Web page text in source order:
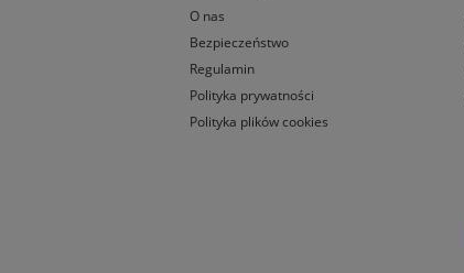
O nas
Bezpieczeństwo
Regulamin
Polityka prywatności
Polityka plików cookies